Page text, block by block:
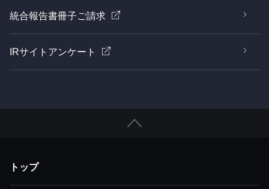
統合報告書冊子ご請求
IRサイトアンケート
トップ